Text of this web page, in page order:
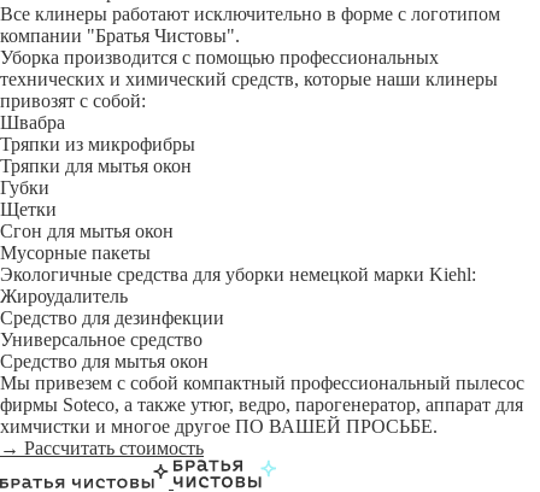
Все клинеры работают исключительно в форме с логотипом
компании "Братья Чистовы".
Уборка производится с помощью профессиональных
технических и химический средств, которые наши клинеры
привозят с собой:
Швабра
Тряпки из микрофибры
Тряпки для мытья окон
Губки
Щетки
Сгон для мытья окон
Мусорные пакеты
Экологичные средства для уборки немецкой марки Kiehl:
Жироудалитель
Средство для дезинфекции
Универсальное средство
Средство для мытья окон
Мы привезем с собой компактный профессиональный пылесос
фирмы Soteco, а также утюг, ведро, парогенератор, аппарат для
химчистки и многое другое ПО ВАШЕЙ ПРОСЬБЕ.
→ Рассчитать стоимость